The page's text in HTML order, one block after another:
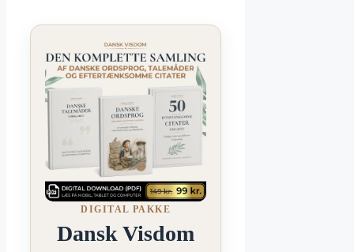
DIGITAL PAKKE
Dansk Visdom